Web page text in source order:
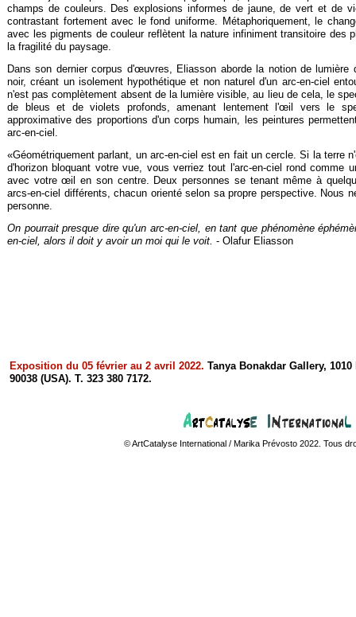
champs de couleurs. Des explosions informes de jaune, de vert et de
contrastant fortement avec le fond uniforme. Métaphoriquement, le
avec les pigments de couleur reflètent la nature infiniment transitoire des
la fragilité du paysage.
Dans son dernier corpus d'œuvres, Eliasson aborde la notion de
noir, créant un isolement hypothétique et non naturel d'un arc-en-ciel
n'est pas complètement absent de la lumière visible, au lieu de cela, le
de bleus et de violets profonds, amenant lentement l'œil vers le
approximative des proportions d'un corps humain, les peintures
arc-en-ciel.
«Géométriquement parlant, un arc-en-ciel est en fait un cercle. Si la terre
d'horizon bloquant votre vue, vous verriez tout l'arc-en-ciel rond comme
avec votre œil en son centre. Deux personnes se tenant même à
arcs-en-ciel différents, chacun orienté selon sa propre perspective. Nous
personne.
On pourrait presque dire qu'un arc-en-ciel, en tant que phénomène
en-ciel, alors il doit y avoir un moi qui le voit. - Olafur Eliasson
Exposition du 05 février au 2 avril 2022. Tanya Bonakdar Gallery,
90038 (USA). T. 323 380 7172.
© ArtCatalyse International / Marika Prévosto 2022. Tous